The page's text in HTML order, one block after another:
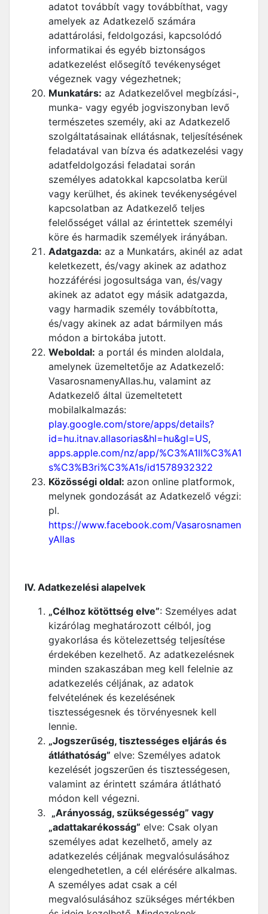
adatot továbbít vagy továbbíthat, vagy
amelyek az Adatkezelő számára
adattárolási, feldolgozási, kapcsolódó
informatikai és egyéb biztonságos
adatkezelést elősegítő tevékenységet
végeznek vagy végezhetnek;
Munkatárs: az Adatkezelővel megbízási-,
munka- vagy egyéb jogviszonyban levő
természetes személy, aki az Adatkezelő
szolgáltatásainak ellátásnak, teljesítésének
feladatával van bízva és adatkezelési vagy
adatfeldolgozási feladatai során
személyes adatokkal kapcsolatba kerül
vagy kerülhet, és akinek tevékenységével
kapcsolatban az Adatkezelő teljes
felelősséget vállal az érintettek személyi
köre és harmadik személyek irányában.
Adatgazda: az a Munkatárs, akinél az adat
keletkezett, és/vagy akinek az adathoz
hozzáférési jogosultsága van, és/vagy
akinek az adatot egy másik adatgazda,
vagy harmadik személy továbbította,
és/vagy akinek az adat bármilyen más
módon a birtokába jutott.
Weboldal: a portál és minden aloldala,
amelynek üzemeltetője az Adatkezelő:
VasarosnamenyAllas.hu, valamint az
Adatkezelő által üzemeltetett
mobilalkalmazás:
play.google.com/store/apps/details?
id=hu.itnav.allasorias&hl=hu&gl=US,
apps.apple.com/nz/app/%C3%A1ll%C3%A1
s%C3%B3ri%C3%A1s/id1578932322
Közösségi oldal: azon online platformok,
melynek gondozását az Adatkezelő végzi:
pl.
https://www.facebook.com/Vasarosnamen
yAllas
IV. Adatkezelési alapelvek
„Célhoz kötöttség elve”: Személyes adat
kizárólag meghatározott célból, jog
gyakorlása és kötelezettség teljesítése
érdekében kezelhető. Az adatkezelésnek
minden szakaszában meg kell felelnie az
adatkezelés céljának, az adatok
felvételének és kezelésének
tisztességesnek és törvényesnek kell
lennie.
„Jogszerűség, tisztességes eljárás és
átláthatóság” elve: Személyes adatok
kezelését jogszerűen és tisztességesen,
valamint az érintett számára átlátható
módon kell végezni.
„Arányosság, szükségesség” vagy
„adattakarékosság” elve: Csak olyan
személyes adat kezelhető, amely az
adatkezelés céljának megvalósulásához
elengedhetetlen, a cél elérésére alkalmas.
A személyes adat csak a cél
megvalósulásához szükséges mértékben